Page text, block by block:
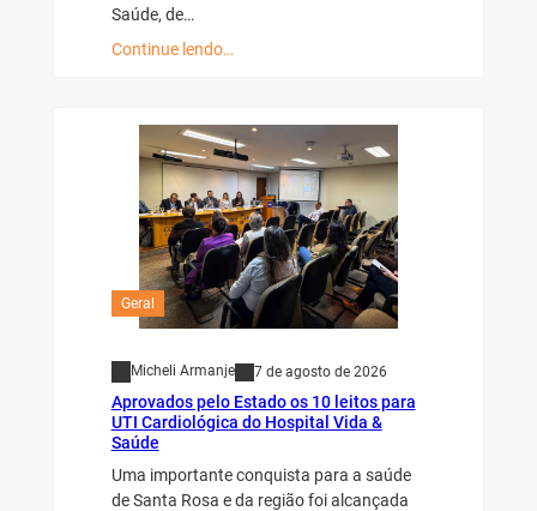
Saúde, de…
Continue lendo…
Geral
Micheli Armanje 7 de agosto de 2026
Aprovados pelo Estado os 10 leitos para
UTI Cardiológica do Hospital Vida &
Saúde
Uma importante conquista para a saúde
de Santa Rosa e da região foi alcançada